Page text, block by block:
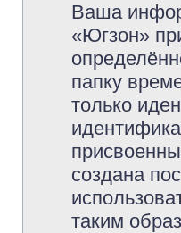
Ваша
«Югзон»
папку
только
создана
таким